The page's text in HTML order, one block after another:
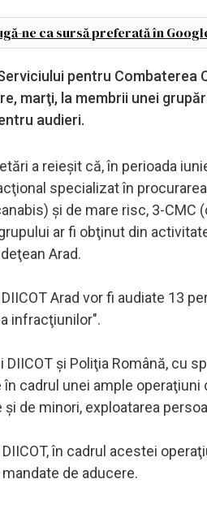
ne ca sursă preferată în
pentru Combaterea
marţi, la membrii unei
audieri.
a reieşit că, în perioada
specializat în
şi de mare risc, 3-
ar fi obţinut din
Arad.
Arad vor fi audiate 13
infracţiunilor".
DIICOT şi Poliţia Română, cu
în cadrul unei ample
şi de minori, exploatarea
în cadrul acestei
de aducere.